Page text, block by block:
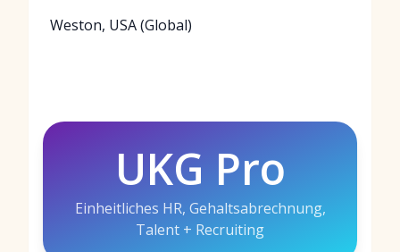
Weston, USA (Global)
UKG Pro
Einheitliches HR, Gehaltsabrechnung,
Talent + Recruiting